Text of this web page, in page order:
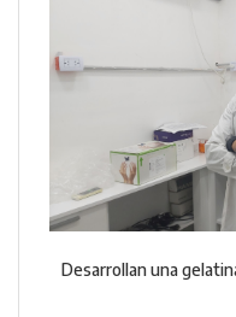
Desarrollan una